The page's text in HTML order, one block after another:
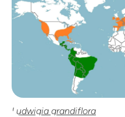
Ludwigia grandiflora